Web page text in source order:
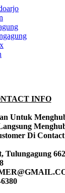
INFO
Untuk
Di
Tulungagung